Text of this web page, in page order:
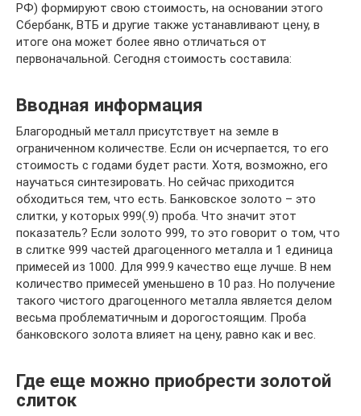
РФ) формируют свою стоимость, на основании этого
Сбербанк, ВТБ и другие также устанавливают цену, в
итоге она может более явно отличаться от
первоначальной. Сегодня стоимость составила:
Вводная информация
Благородный металл присутствует на земле в
ограниченном количестве. Если он исчерпается, то его
стоимость с годами будет расти. Хотя, возможно, его
научаться синтезировать. Но сейчас приходится
обходиться тем, что есть. Банковское золото – это
слитки, у которых 999(.9) проба. Что значит этот
показатель? Если золото 999, то это говорит о том, что
в слитке 999 частей драгоценного металла и 1 единица
примесей из 1000. Для 999.9 качество еще лучше. В нем
количество примесей уменьшено в 10 раз. Но получение
такого чистого драгоценного металла является делом
весьма проблематичным и дорогостоящим. Проба
банковского золота влияет на цену, равно как и вес.
Где еще можно приобрести золотой
слиток